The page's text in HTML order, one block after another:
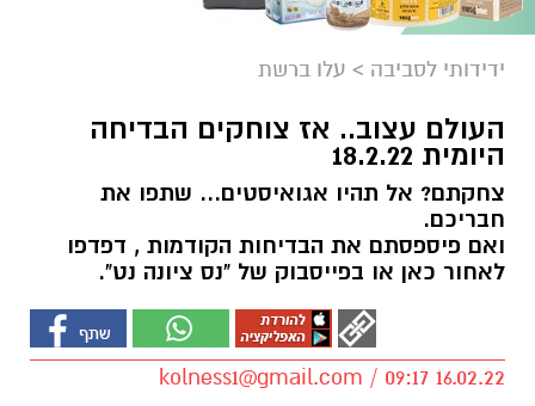
ידידותי לסביבה > עלו ברשת
העולם עצוב.. אז צוחקים הבדיחה
היומית 18.2.22
צחקתם? אל תהיו אגואיסטים... שתפו את
חבריכם.
ואם פיספסתם את הבדיחות הקודמות , דפדפו
לאחור כאן או בפייסבוק של "נס ציונה נט".
kolness1@gmail.com / 09:17 16.02.22